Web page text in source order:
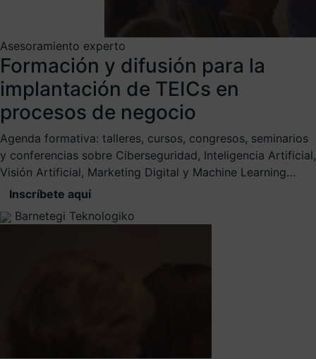
Asesoramiento experto
Formación y difusión para la
implantación de TEICs en
procesos de negocio
Agenda formativa: talleres, cursos, congresos, seminarios
y conferencias sobre Ciberseguridad, Inteligencia Artificial,
Visión Artificial, Marketing Digital y Machine Learning…
Inscríbete aquí
Barnetegi Teknologiko